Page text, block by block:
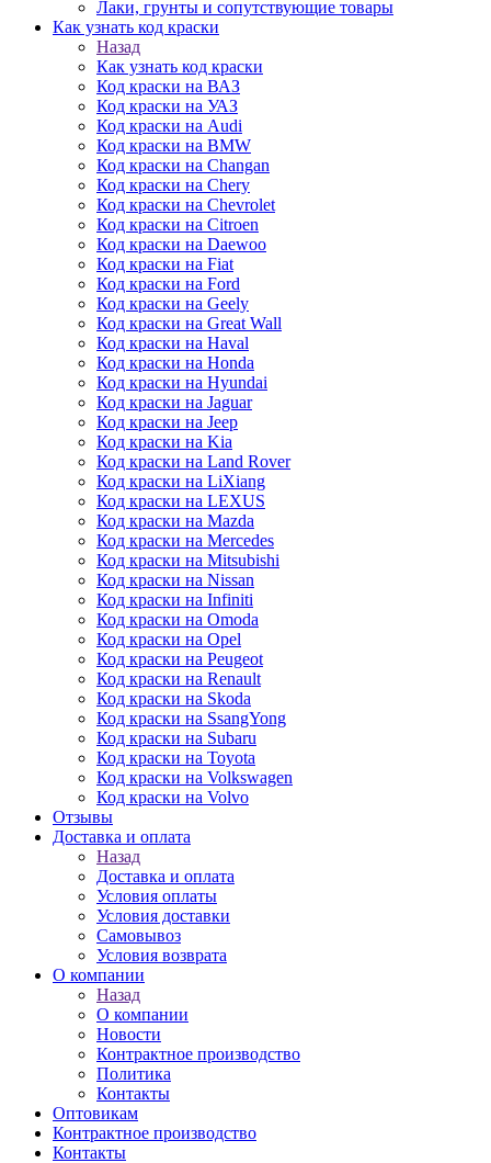
Лаки, грунты и сопутствующие товары
Как узнать код краски
Назад
Как узнать код краски
Код краски на ВАЗ
Код краски на УАЗ
Код краски на Audi
Код краски на BMW
Код краски на Changan
Код краски на Chery
Код краски на Chevrolet
Код краски на Citroen
Код краски на Daewoo
Код краски на Fiat
Код краски на Ford
Код краски на Geely
Код краски на Great Wall
Код краски на Haval
Код краски на Honda
Код краски на Hyundai
Код краски на Jaguar
Код краски на Jeep
Код краски на Kia
Код краски на Land Rover
Код краски на LiXiang
Код краски на LEXUS
Код краски на Mazda
Код краски на Mercedes
Код краски на Mitsubishi
Код краски на Nissan
Код краски на Infiniti
Код краски на Omoda
Код краски на Opel
Код краски на Peugeot
Код краски на Renault
Код краски на Skoda
Код краски на SsangYong
Код краски на Subaru
Код краски на Toyota
Код краски на Volkswagen
Код краски на Volvo
Отзывы
Доставка и оплата
Назад
Доставка и оплата
Условия оплаты
Условия доставки
Самовывоз
Условия возврата
О компании
Назад
О компании
Новости
Контрактное производство
Политика
Контакты
Оптовикам
Контрактное производство
Контакты